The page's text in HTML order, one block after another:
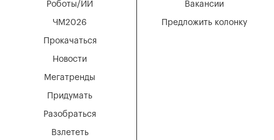
Мегатренды
Придумать
Разобраться
Взлететь
Новости
Роботы/ИИ
ЧМ2026
Прокачаться
Вакансии
Предложить колонку